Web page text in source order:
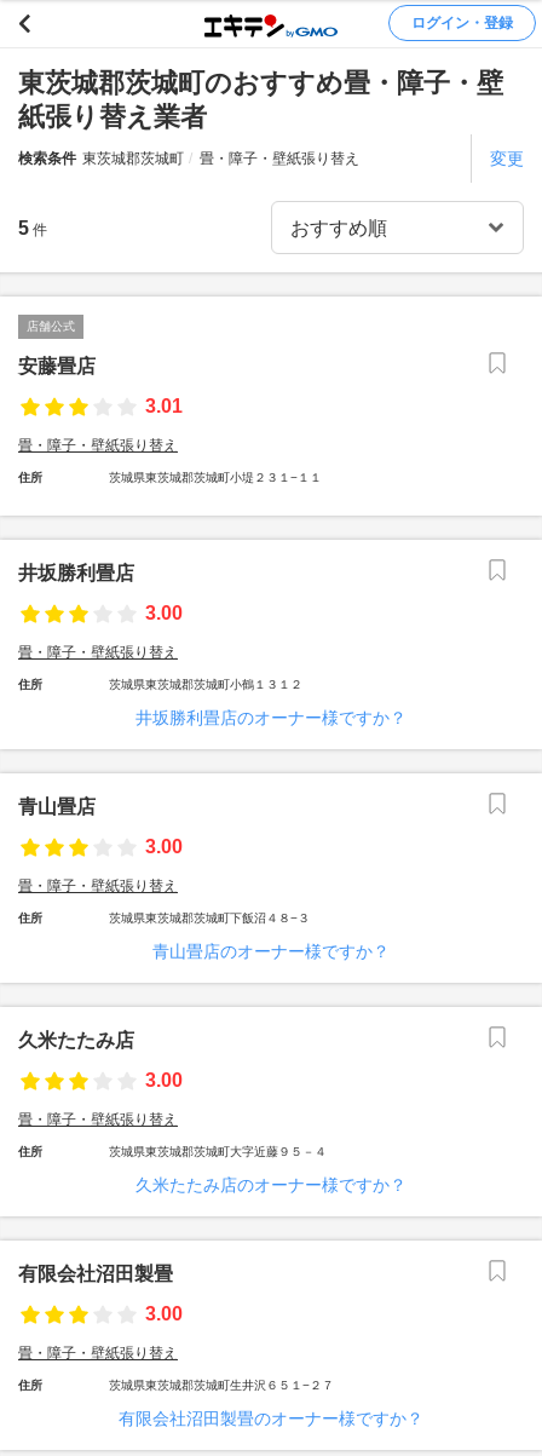
ログイン・登録
東茨城郡茨城町のおすすめ畳・障子・壁
紙張り替え業者
検索条件 東茨城郡茨城町 畳・障子・壁紙張り替え 変更
5 件
店舗公式
安藤畳店
3.01
畳・障子・壁紙張り替え
住所 茨城県東茨城郡茨城町小堤２３１−１１
井坂勝利畳店
3.00
畳・障子・壁紙張り替え
住所 茨城県東茨城郡茨城町小鶴１３１２
井坂勝利畳店のオーナー様ですか？
青山畳店
3.00
畳・障子・壁紙張り替え
住所 茨城県東茨城郡茨城町下飯沼４８−３
青山畳店のオーナー様ですか？
久米たたみ店
3.00
畳・障子・壁紙張り替え
住所 茨城県東茨城郡茨城町大字近藤９５－４
久米たたみ店のオーナー様ですか？
有限会社沼田製畳
3.00
畳・障子・壁紙張り替え
住所 茨城県東茨城郡茨城町生井沢６５１−２７
有限会社沼田製畳のオーナー様ですか？